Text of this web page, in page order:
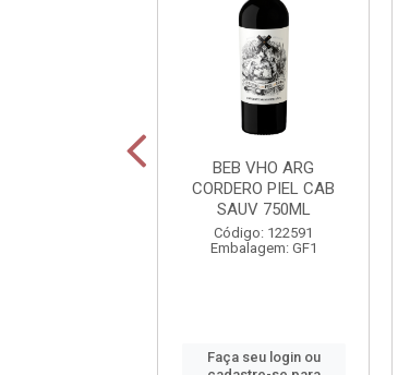
BEB VHO ARG
CORDERO PIEL CAB
SAUV 750ML
Código: 122591
Embalagem: GF1
Faça seu login ou